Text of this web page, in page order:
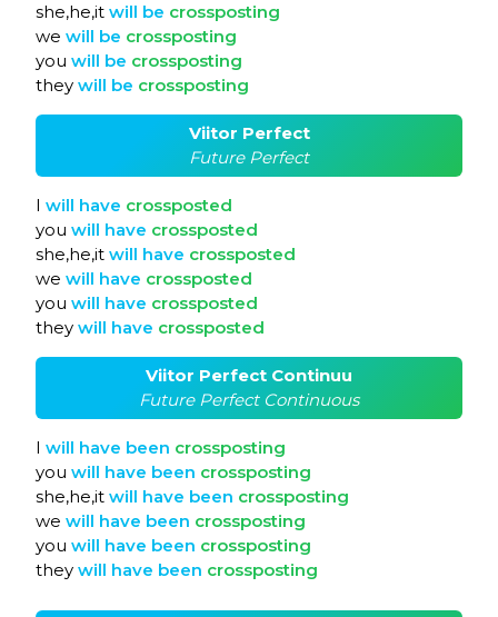
she,he,it will be crossposting
we will be crossposting
you will be crossposting
they will be crossposting
Viitor Perfect
Future Perfect
I will have crossposted
you will have crossposted
she,he,it will have crossposted
we will have crossposted
you will have crossposted
they will have crossposted
Viitor Perfect Continuu
Future Perfect Continuous
I will have been crossposting
you will have been crossposting
she,he,it will have been crossposting
we will have been crossposting
you will have been crossposting
they will have been crossposting